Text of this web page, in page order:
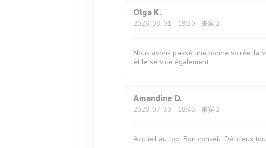
Olga K
2026-08-01 - 19:30 - 来宾 2
Nous avons passé une bonne soirée, la
et le service également
Amandine D
2026-07-30 - 18:45 - 来宾 2
Accueil au top. Bon conseil. Délicieux